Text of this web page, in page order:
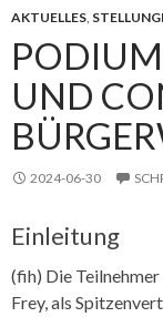
AKTUELLES,
UND
2024-06-30
Einleitung
(fih) Die
Frey, als